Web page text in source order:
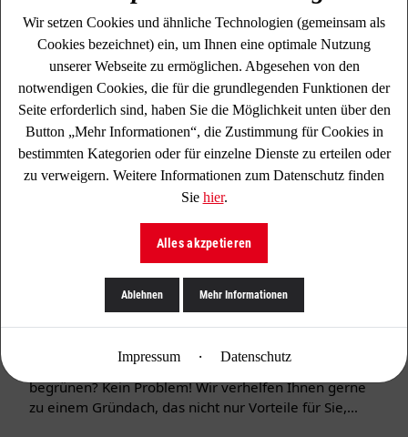
Wir setzen Cookies und ähnliche Technologien (gemeinsam als
Cookies bezeichnet) ein, um Ihnen eine optimale Nutzung
unserer Webseite zu ermöglichen. Abgesehen von den
notwendigen Cookies, die für die grundlegenden Funktionen der
Seite erforderlich sind, haben Sie die Möglichkeit unten über den
Button „Mehr Informationen“, die Zustimmung für Cookies in
bestimmten Kategorien oder für einzelne Dienste zu erteilen oder
zu verweigern. Weitere Informationen zum Datenschutz finden
Sie hier.
Alles akzpetieren
Ablehnen Mehr Informationen
Impressum · Datenschutz
Flachdach
Modernes Flachdach mit optimaler Raumnutzung,
Gestaltungsfreiheit und integrierter Solartechnik –
inklusive regelmäßiger Wartung.
Dachbegrünung / begrünte Dächer
Wir begrünen Ihr Dach Sie möchten Ihr Dach
begrünen? Kein Problem! Wir verhelfen Ihnen gerne
zu einem Gründach, das nicht nur Vorteile für Sie,